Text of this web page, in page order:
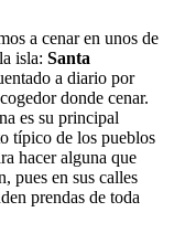
a cenar en unos de
isla: Santa
a diario por
donde cenar.
es su principal
típico de los pueblos
hacer alguna que
pues en sus calles
prendas de toda